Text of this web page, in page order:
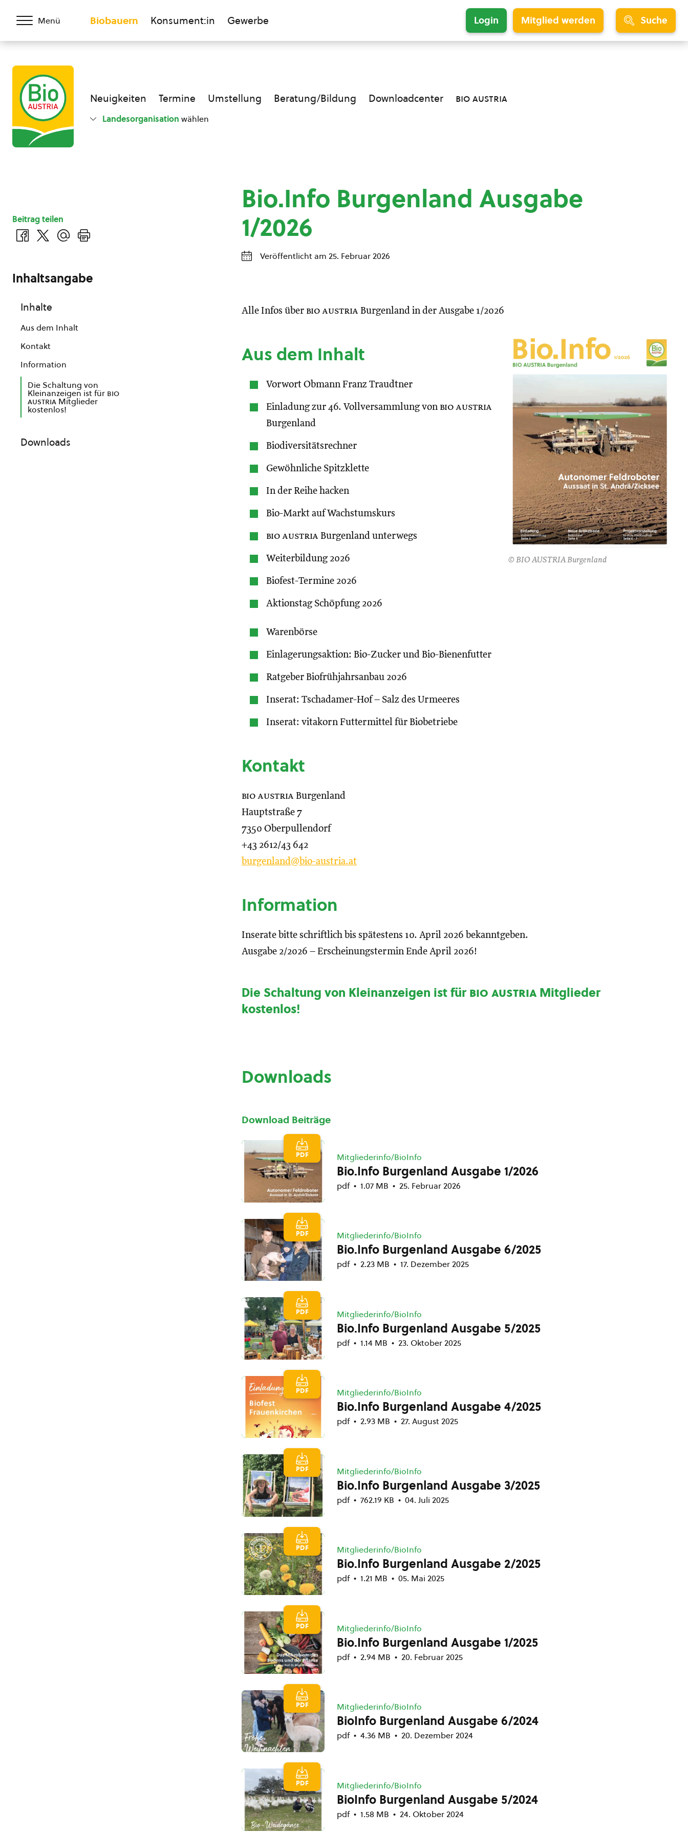
Menü Biobauern Konsument:in Gewerbe Login Mitglied werden Suche
Neuigkeiten Termine Umstellung Beratung/Bildung Downloadcenter bio austria
Landesorganisation wählen
Bio.Info Burgenland Ausgabe
1/2026
Veröffentlicht am 25. Februar 2026
Alle Infos über bio austria Burgenland in der Ausgabe 1/2026
© BIO AUSTRIA Burgenland
Aus dem Inhalt
Vorwort Obmann Franz Traudtner
Einladung zur 46. Vollversammlung von bio austria
Burgenland
Biodiversitätsrechner
Gewöhnliche Spitzklette
In der Reihe hacken
Bio-Markt auf Wachstumskurs
bio austria Burgenland unterwegs
Weiterbildung 2026
Biofest-Termine 2026
Aktionstag Schöpfung 2026
Warenbörse
Einlagerungsaktion: Bio-Zucker und Bio-Bienenfutter
Ratgeber Biofrühjahrsanbau 2026
Inserat: Tschadamer-Hof – Salz des Urmeeres
Inserat: vitakorn Futtermittel für Biobetriebe
Kontakt
bio austria Burgenland
Hauptstraße 7
7350 Oberpullendorf
+43 2612/43 642
burgenland@bio-austria.at
Information
Inserate bitte schriftlich bis spätestens 10. April 2026 bekanntgeben.
Ausgabe 2/2026 – Erscheinungstermin Ende April 2026!
Die Schaltung von Kleinanzeigen ist fürbio austriaMitglieder
kostenlos!
Downloads
Download Beiträge
Mitgliederinfo/BioInfo
Bio.Info Burgenland Ausgabe 1/2026
pdf 1.07 MB 25. Februar 2026
PDF
Mitgliederinfo/BioInfo
Bio.Info Burgenland Ausgabe 6/2025
pdf 2.23 MB 17. Dezember 2025
PDF
Mitgliederinfo/BioInfo
Bio.Info Burgenland Ausgabe 5/2025
pdf 1.14 MB 23. Oktober 2025
PDF
Mitgliederinfo/BioInfo
Bio.Info Burgenland Ausgabe 4/2025
pdf 2.93 MB 27. August 2025
PDF
Mitgliederinfo/BioInfo
Bio.Info Burgenland Ausgabe 3/2025
pdf 762.19 KB 04. Juli 2025
PDF
Mitgliederinfo/BioInfo
Bio.Info Burgenland Ausgabe 2/2025
pdf 1.21 MB 05. Mai 2025
PDF
Mitgliederinfo/BioInfo
Bio.Info Burgenland Ausgabe 1/2025
pdf 2.94 MB 20. Februar 2025
PDF
Mitgliederinfo/BioInfo
BioInfo Burgenland Ausgabe 6/2024
pdf 4.36 MB 20. Dezember 2024
PDF
Mitgliederinfo/BioInfo
BioInfo Burgenland Ausgabe 5/2024
pdf 1.58 MB 24. Oktober 2024
PDF
Beitrag teilen
Inhaltsangabe
Inhalte
Aus dem Inhalt
Kontakt
Information
Die Schaltung von
Kleinanzeigen ist für bio
austria Mitglieder
kostenlos!
Downloads